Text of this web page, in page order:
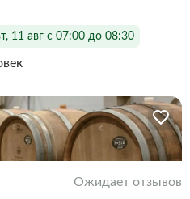
11 авг с 07:00 до 08:30
Ожидает отзывов